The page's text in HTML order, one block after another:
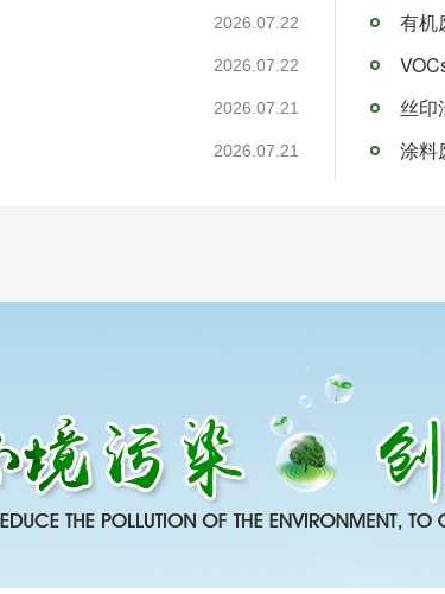
2026.07.22
2026.07.22
2026.07.21
2026.07.21
有机
丝印
涂料